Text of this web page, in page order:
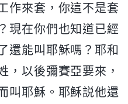
作來套，你這不是套
現在你們也知道已經
還能叫耶穌嗎？耶和
，以後彌賽亞要來，
叫耶穌。耶穌説他還